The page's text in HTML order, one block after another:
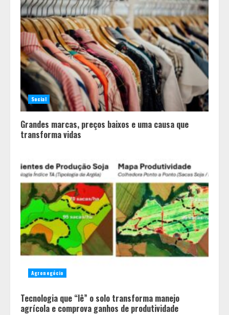
Social
Grandes marcas, preços baixos e uma causa que
transforma vidas
Agronegócio
Tecnologia que “lê” o solo transforma manejo
agrícola e comprova ganhos de produtividade